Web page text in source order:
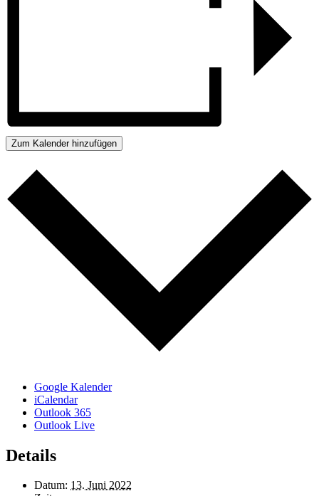
Zum Kalender hinzufügen
Google Kalender
iCalendar
Outlook 365
Outlook Live
Details
Datum: 13. Juni 2022